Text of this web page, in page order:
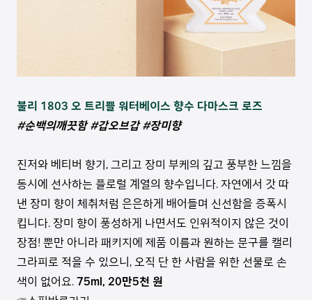
불리 1803 오 트리쁠 워터베이스 향수 다마스크 로즈
#순백의깨끗함 #갑오브갑 #장미향
진저와 베티버 향기, 그리고 장미 부케의 깊고 풍부한 느낌을
동시에 선사하는 플로럴 계열의 향수입니다. 자연에서 갓 따
낸 장미 향이 체취처럼 은은하게 배어들며 신선함을 증폭시
킵니다. 장미 향이 풍성하게 나면서도 인위적이지 않은 것이
장점! 뿐만 아니라 패키지에 제품 이름과 원하는 문구를 캘리
그라피로 적을 수 있으니, 오직 단 한 사람을 위한 선물로 손
색이 없어요. 75ml, 20만5천 원